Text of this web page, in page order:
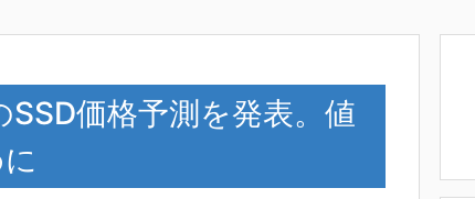
価格予測を発表。値